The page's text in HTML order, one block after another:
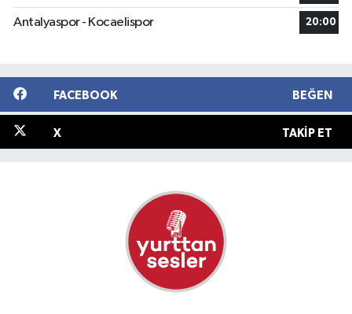
Antalyaspor - Kocaelispor 20:00
FACEBOOK BEĞEN
X TAKIP ET